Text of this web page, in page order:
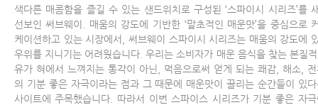
색다른 매콤함을 즐길 수 있는 샌드위치로 구성된 ‘스파이시 시리즈’를
선보인 써브웨이. 매움의 강도에 기반한 ‘말초적인 매운맛’을 중심으로
케이션하고 있는 시장에서, 써브웨이 스파이시 시리즈는 매움의 강도에
우위를 지니기는 어려웠습니다. 우리는 소비자가 매운 음식을 찾는 본질
유가 혀에서 느껴지는 통각이 아닌, 먹음으로써 얻게 되는 쾌감, 해소,
의 기분 좋은 자극이라는 점과 그 때문에 매운맛이 끌리는 순간들이 있
사이트에 주목했습니다. 따라서 이번 스파이스 시리즈가 기분 좋은 자